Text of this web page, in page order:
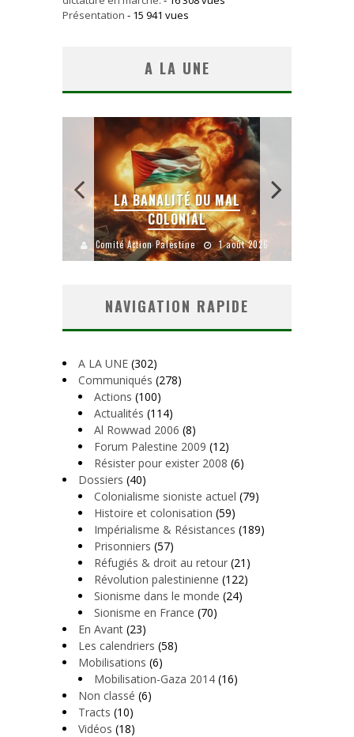
Présentation - 15 941 vues
A LA UNE
DU MAL
1 août 2026
YANKEES, GO HOME !
Comité Action Palestine
NAVIGATION RAPIDE
A LA UNE (302)
Communiqués (278)
Actions (100)
Actualités (114)
Al Rowwad 2006 (8)
Forum Palestine 2009 (12)
Résister pour exister 2008 (6)
Dossiers (40)
Colonialisme sioniste actuel (79)
Histoire et colonisation (59)
Impérialisme & Résistances (189)
Prisonniers (57)
Réfugiés & droit au retour (21)
Révolution palestinienne (122)
Sionisme dans le monde (24)
Sionisme en France (70)
En Avant (23)
Les calendriers (58)
Mobilisations (6)
Mobilisation-Gaza 2014 (16)
Non classé (6)
Tracts (10)
Vidéos (18)